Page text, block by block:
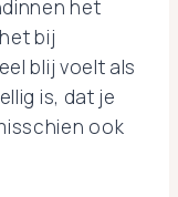
het
bij
blij voelt als
is, dat je
ook